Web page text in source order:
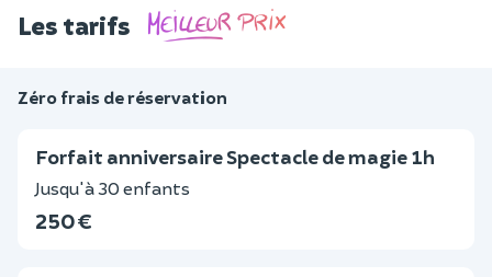
Les tarifs
Zéro frais de réservation
Forfait anniversaire Spectacle de magie 1h
Jusqu'à 30 enfants
250 €